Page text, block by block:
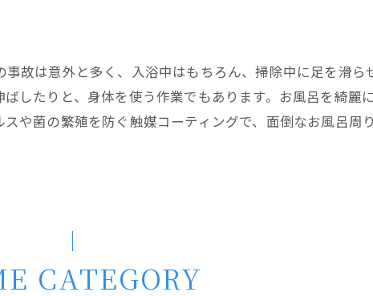
故は意外と多く、入浴中はもちろん、掃除中に足を滑ら
したりと、身体を使う作業でもあります。お風呂を綺麗
や菌の繁殖を防ぐ触媒コーティングで、面倒なお風呂周
CATEGORY